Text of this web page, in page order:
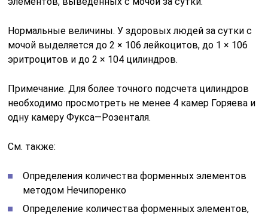
Нормальные величины. У здоровых людей за сутки с
мочой выделяется до 2 × 106 лейкоцитов, до 1 × 106
эритроцитов и до 2 × 104 цилиндров.
Примечание. Для более точного подсчета цилиндров
необходимо просмотреть не менее 4 камер Горяева и
одну камеру Фукса—Розенталя.
См. также:
Определения количества форменных элементов
методом Нечипоренко
Определение количества форменных элементов,